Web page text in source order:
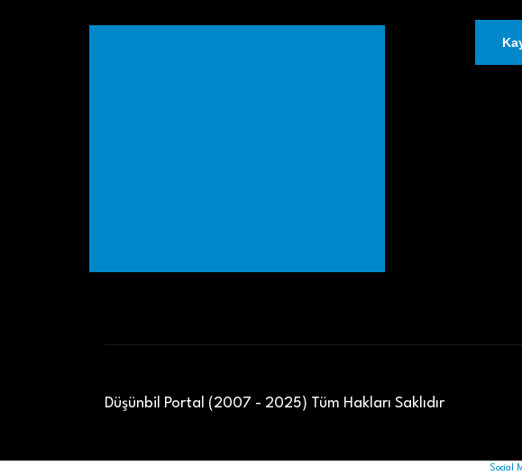
Düşünbil Portal (2007 - 2025) Tüm Hakları Saklıdır
Social